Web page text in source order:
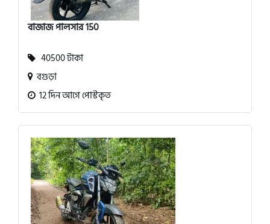
বাজাজ পালসার 150
40500 টাকা
বগুড়া
12 দিন আগে পোস্টকৃত